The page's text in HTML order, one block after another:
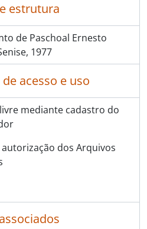
estrutura
de Paschoal Ernesto
1977
acesso e uso
mediante cadastro do
dos Arquivos